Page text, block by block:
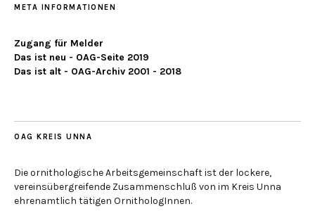
META INFORMATIONEN
Zugang für Melder
Das ist neu - OAG-Seite 2019
Das ist alt - OAG-Archiv 2001 - 2018
OAG KREIS UNNA
Die ornithologische Arbeitsgemeinschaft ist der lockere,
vereinsübergreifende Zusammenschluß von im Kreis Unna
ehrenamtlich tätigen OrnithologInnen.